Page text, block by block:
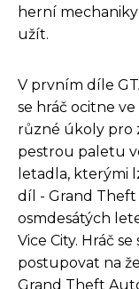
herní
užít.
V prvním díle
se hráč ocitne
různé úkoly pro
pestrou paletu
letadla, kterými
díl - Grand Theft
osmdesátých
Vice City. Hráč
postupovat na
Grand Theft